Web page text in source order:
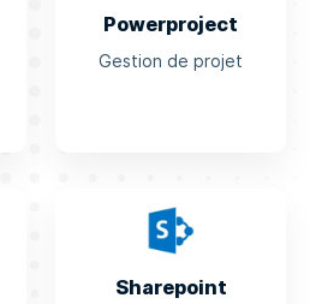
Powerproject
Gestion de projet
Sharepoint